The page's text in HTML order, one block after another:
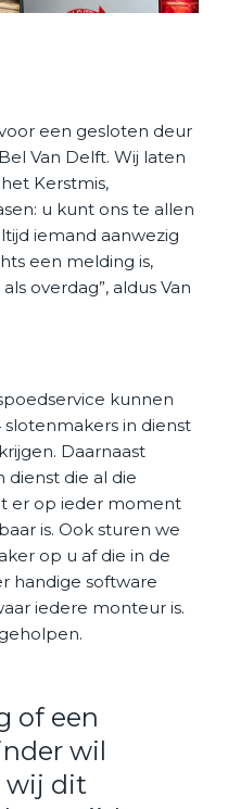
een gesloten deur
Van Delft. Wij laten
Kerstmis,
u kunt ons te allen
iemand aanwezig
een melding is,
overdag”, aldus Van
kunnen
in dienst
Daarnaast
dienst die al die
er op ieder moment
is. Ook sturen we
op u af die in de
handige software
iedere monteur is.
of een
wil
wij dit